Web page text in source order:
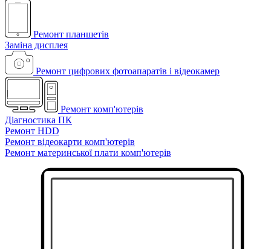
Ремонт планшетів
Заміна дисплея
Ремонт цифрових фотоапаратів і відеокамер
Ремонт комп'ютерів
Діагностика ПК
Ремонт HDD
Ремонт відеокарти комп'ютерів
Ремонт материнської плати комп'ютерів